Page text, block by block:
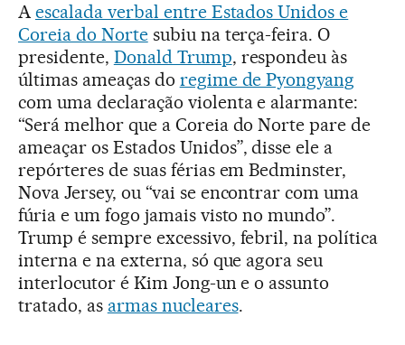
Aescalada verbal entre Estados Unidos e
Coreia do Nortesubiu na terça-feira. O
presidente, Donald Trump, respondeu às
últimas ameaças do regime de Pyongyang
com uma declaração violenta e alarmante:
“Será melhor que a Coreia do Norte pare de
ameaçar os Estados Unidos”, disse ele a
repórteres de suas férias em Bedminster,
Nova Jersey, ou “vai se encontrar com uma
fúria e um fogo jamais visto no mundo”.
Trump é sempre excessivo, febril, na política
interna e na externa, só que agora seu
interlocutor é Kim Jong-un e o assunto
tratado, as armas nucleares.